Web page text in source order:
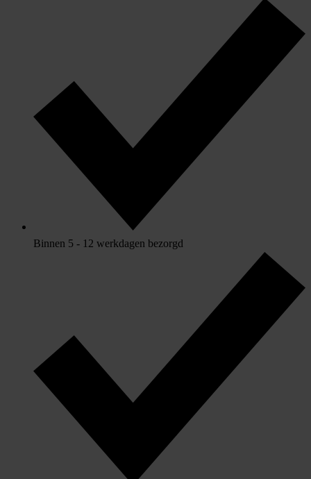
Binnen 5 - 12 werkdagen bezorgd